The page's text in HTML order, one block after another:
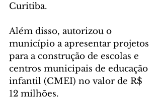
Curitiba.
Além disso, autorizou o
município a apresentar projetos
para a construção de escolas e
centros municipais de educação
infantil (CMEI) no valor de R$
12 milhões.